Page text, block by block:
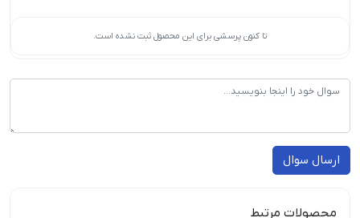
تا کنون پرسشی برای این محصول ثبت نشده است.
ارسال سوال
محصولات مرتبط